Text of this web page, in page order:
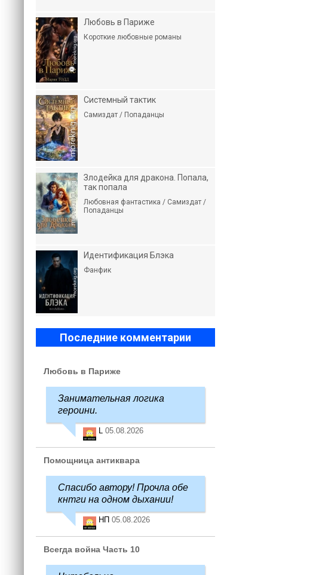
Любовь в Париже
Короткие любовные романы
Системный тактик
Самиздат / Попаданцы
Злодейка для дракона. Попала,
так попала
Любовная фантастика / Самиздат /
Попаданцы
Идентификация Блэка
Фанфик
Последние комментарии
Любовь в Париже
Занимательная логика
героини.
L 05.08.2026
Помощница антиквара
Спасибо автору! Прочла обе
кнтги на одном дыхании!
НП 05.08.2026
Всегда война Часть 10